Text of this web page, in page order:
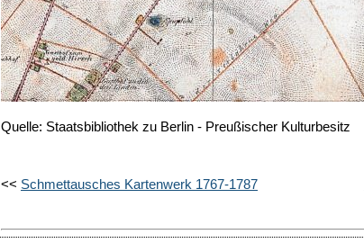
Quelle: Staatsbibliothek zu Berlin - Preußischer Kulturbesitz
<< Schmettausches Kartenwerk 1767-1787